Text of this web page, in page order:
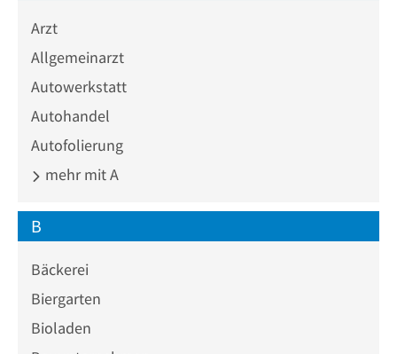
Arzt
Allgemeinarzt
Autowerkstatt
Autohandel
Autofolierung
mehr mit A
B
Bäckerei
Biergarten
Bioladen